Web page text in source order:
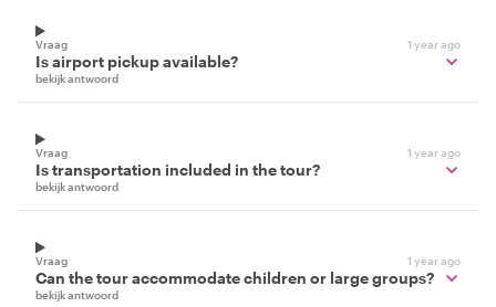
Vraag 1 year ago
Is airport pickup available?
bekijk antwoord
Vraag 1 year ago
Is transportation included in the tour?
bekijk antwoord
Vraag 1 year ago
Can the tour accommodate children or large groups?
bekijk antwoord